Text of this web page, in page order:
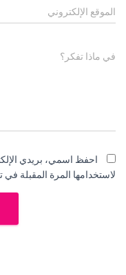
الموقع الإلكتروني
في ماذا تفكر؟
احفظ اسمي، بريدي
لاستخدامها المرة المقبلة في